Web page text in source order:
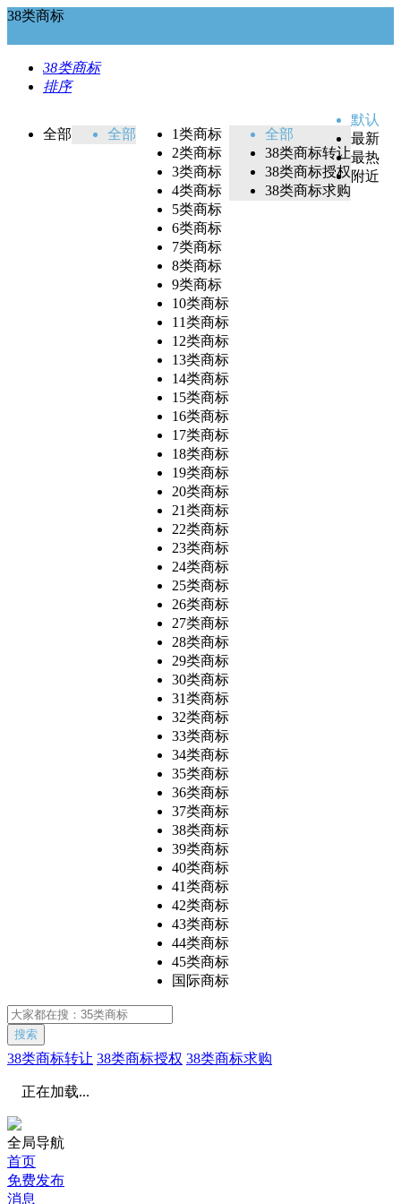
38类商标
38类商标
排序
全部 全部
1类商标
2类商标
3类商标
4类商标
5类商标
6类商标
7类商标
8类商标
9类商标
10类商标
11类商标
12类商标
13类商标
14类商标
15类商标
16类商标
17类商标
18类商标
19类商标
20类商标
21类商标
22类商标
23类商标
24类商标
25类商标
26类商标
27类商标
28类商标
29类商标
30类商标
31类商标
32类商标
33类商标
34类商标
35类商标
36类商标
37类商标
38类商标
39类商标
40类商标
41类商标
42类商标
43类商标
44类商标
45类商标
国际商标
全部
38类商标转让
38类商标授权
38类商标求购
默认
最新
最热
附近
搜索
38类商标转让 38类商标授权 38类商标求购
正在加载...
全局导航
首页
免费发布
消息